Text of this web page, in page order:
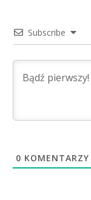
Subscribe
0 KOMENTARZY